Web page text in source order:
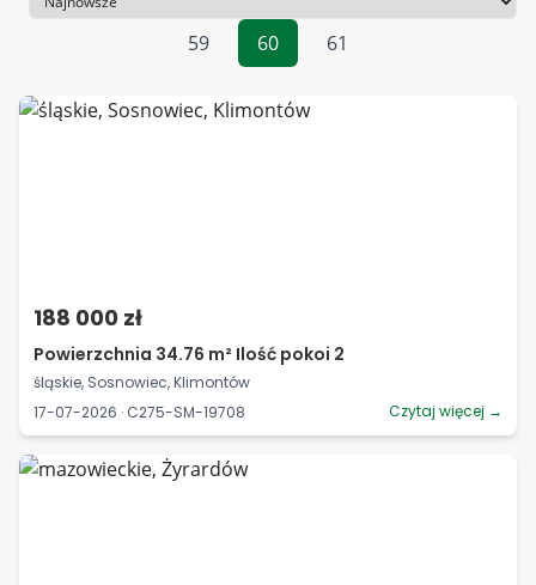
Sortowanie
59
60 61
188 000 zł
Powierzchnia 34.76 m² Ilość pokoi 2
śląskie, Sosnowiec, Klimontów
17-07-2026 · C275-SM-19708
Czytaj więcej →